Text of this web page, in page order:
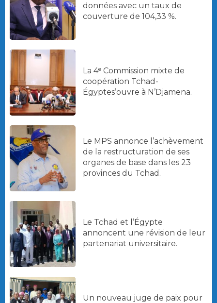
données avec un taux de
couverture de 104,33 %.
La 4ᵉ Commission mixte de
coopération Tchad-
Égyptes’ouvre à N’Djamena.
Le MPS annonce l’achèvement
de la restructuration de ses
organes de base dans les 23
provinces du Tchad.
Le Tchad et l’Égypte
annoncent une révision de leur
partenariat universitaire.
Un nouveau juge de paix pour